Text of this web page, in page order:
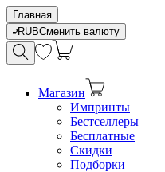
Главная
RUBСменить валюту
Магазин
Импринты
Бестселлеры
Бесплатные
Скидки
Подборки